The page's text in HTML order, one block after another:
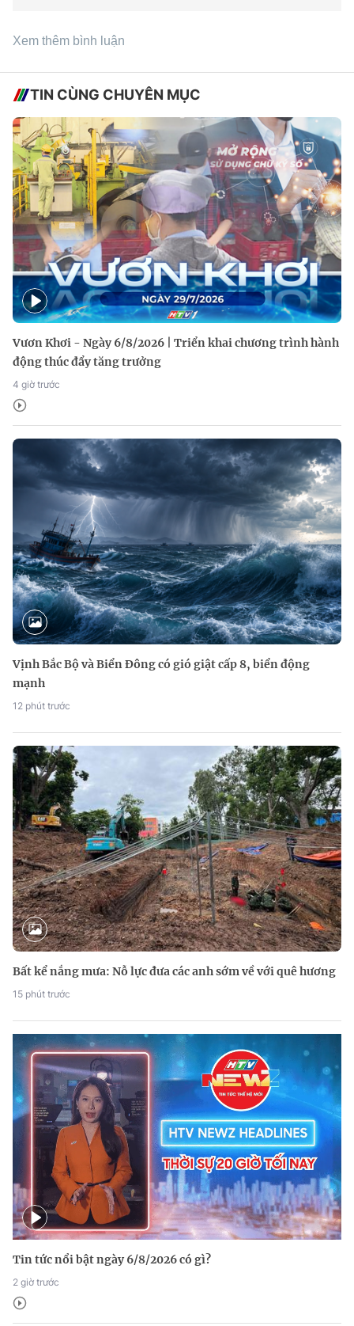
Xem thêm bình luận
TIN CÙNG CHUYÊN MỤC
Vươn Khơi - Ngày 6/8/2026 | Triển khai chương trình hành
động thúc đẩy tăng trưởng
4 giờ trước
Vịnh Bắc Bộ và Biển Đông có gió giật cấp 8, biển động
mạnh
12 phút trước
Bất kể nắng mưa: Nỗ lực đưa các anh sớm về với quê hương
15 phút trước
Tin tức nổi bật ngày 6/8/2026 có gì?
2 giờ trước